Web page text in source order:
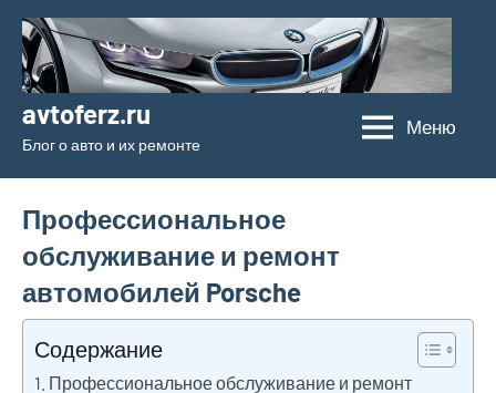
Перейти
содержимому
avtoferz.ru
Блог о авто и их ремонте
Меню
Профессиональное
обслуживание и ремонт
автомобилей Porsche
Содержание
Профессиональное обслуживание и ремонт